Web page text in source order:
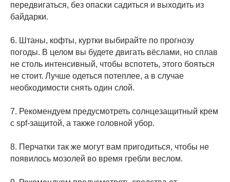
передвигаться, без опаски садиться и выходить из
байдарки.
6. Штаны, кофты, куртки выбирайте по прогнозу
погоды. В целом вы будете двигать вёслами, но сплав
не столь интенсивный, чтобы вспотеть, этого бояться
не стоит. Лучше одеться потеплее, а в случае
необходимости снять один слой.
7. Рекомендуем предусмотреть солнцезащитный крем
с spf-защитой, а также головной убор.
8. Перчатки так же могут вам пригодиться, чтобы не
появилось мозолей во время гребли веслом.